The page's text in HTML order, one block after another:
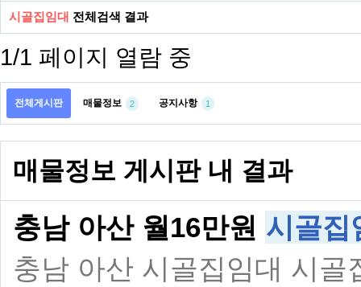
시골집임대 전체검색 결과
1/1 페이지 열람 중
전체게시판 매물정보 2 공지사항 1
매물정보 게시판 내 결과
충남 아산 월16만원 시골집
충남 아산 시골집임대 시